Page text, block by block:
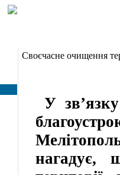
Своєчасне очищення
У
нагадує,